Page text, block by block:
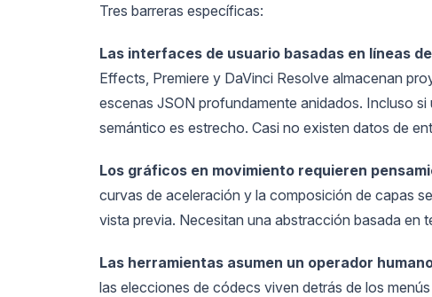
Tres barreras específicas:
Las interfaces de usuario basadas en líneas
Effects, Premiere y DaVinci Resolve almacenan
escenas JSON profundamente anidados. Incluso
semántico es estrecho. Casi no existen datos de
Los gráficos en movimiento requieren
curvas de aceleración y la composición de capas
vista previa. Necesitan una abstracción basada en
Las herramientas asumen un operador
las elecciones de códecs viven detrás de los